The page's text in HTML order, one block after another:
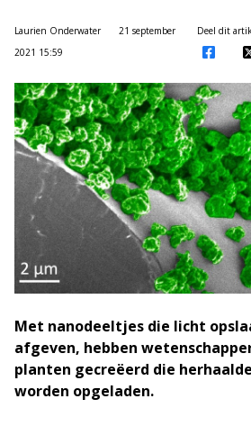
Laurien Onderwater
21 september
2021 15:59
Deel dit
Met nanodeeltjes die licht
afgeven, hebben
planten gecreëerd die
worden opgeladen.